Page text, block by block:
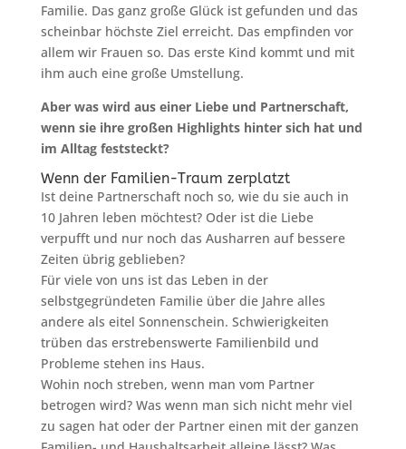
Familie. Das ganz große Glück ist gefunden und das
scheinbar höchste Ziel erreicht. Das empfinden vor
allem wir Frauen so. Das erste Kind kommt und mit
ihm auch eine große Umstellung.
Aber was wird aus einer Liebe und Partnerschaft,
wenn sie ihre großen Highlights hinter sich hat und
im Alltag feststeckt?
Wenn der Familien-Traum zerplatzt
Ist deine Partnerschaft noch so, wie du sie auch in
10 Jahren leben möchtest? Oder ist die Liebe
verpufft und nur noch das Ausharren auf bessere
Zeiten übrig geblieben?
Für viele von uns ist das Leben in der
selbstgegründeten Familie über die Jahre alles
andere als eitel Sonnenschein. Schwierigkeiten
trüben das erstrebenswerte Familienbild und
Probleme stehen ins Haus.
Wohin noch streben, wenn man vom Partner
betrogen wird? Was wenn man sich nicht mehr viel
zu sagen hat oder der Partner einen mit der ganzen